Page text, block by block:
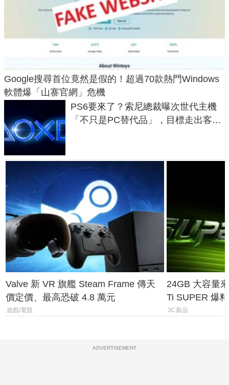
Google搜尋首位竟然是假的！超過70款熱門Windows
軟體爆「山寨官網」危機
PS6要來了？索尼總裁曝次世代主機
「不只是PC替代品」，目標走出客
Valve 新 VR 旗艦 Steam Frame 傳天
價定價、最高恐破 4.8 萬元
遊戲/電競
24GB 大容量
Ti SUPER 爆
上市時間
3C新品
ADVERTISEMENT